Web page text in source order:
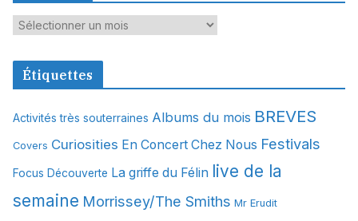
A
c
v
e
Étiquettes
Activités très souterraines Albums du mois BREVES
Covers Curiosities En Concert Chez Nous Festivals
Focus Découverte La griffe du Félin live de la
semaine Morrissey/The Smiths Mr Erudit